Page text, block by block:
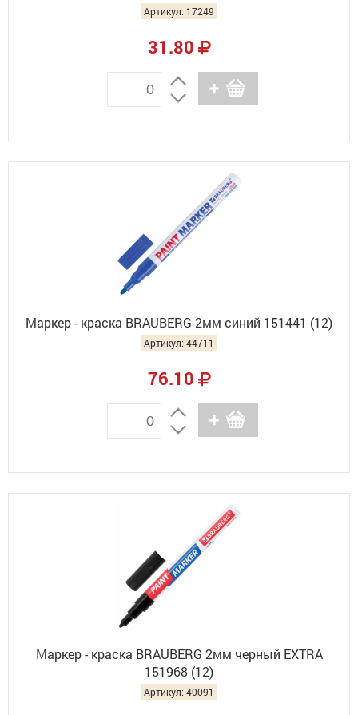
Артикул: 17249
31.80
Маркер - краска BRAUBERG 2мм синий 151441 (12)
Артикул: 44711
76.10
Маркер - краска BRAUBERG 2мм черный EXTRA
151968 (12)
Артикул: 40091